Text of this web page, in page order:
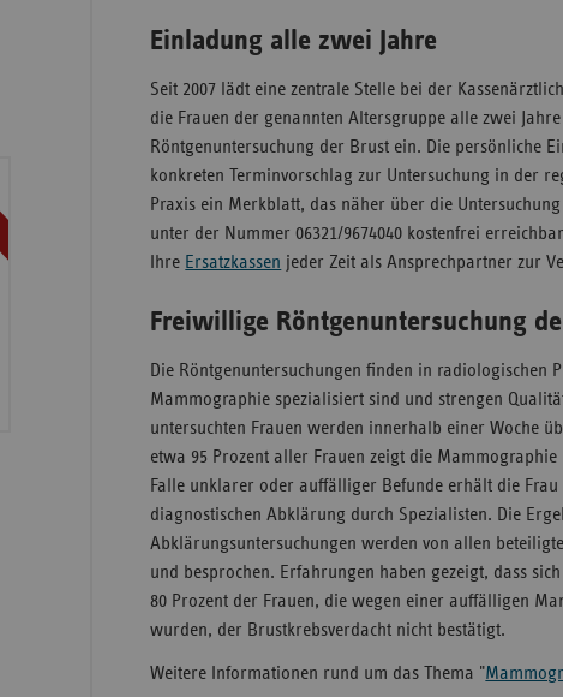
Einladung alle zwei Jahre
Seit 2007 lädt eine zentrale Stelle bei der
die Frauen der genannten Altersgruppe alle zwei
Röntgenuntersuchung der Brust ein. Die persönliche
konkreten Terminvorschlag zur Untersuchung in der
Praxis ein Merkblatt, das näher über die
unter der Nummer 06321/9674040 kostenfrei
Ihre Ersatzkassen jeder Zeit als Ansprechpartner zur
Freiwillige Röntgenuntersuchung
Die Röntgenuntersuchungen finden in radiologischen
Mammographie spezialisiert sind und strengen
untersuchten Frauen werden innerhalb einer Woche
etwa 95 Prozent aller Frauen zeigt die
Falle unklarer oder auffälliger Befunde erhält die
diagnostischen Abklärung durch Spezialisten. Die
Abklärungsuntersuchungen werden von allen
und besprochen. Erfahrungen haben gezeigt, dass
80 Prozent der Frauen, die wegen einer auffälligen
wurden, der Brustkrebsverdacht nicht bestätigt.
Weitere Informationen rund um das Thema "